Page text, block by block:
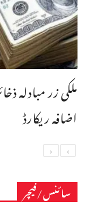
اضافہ ریکارڈ
سائنس/فیچر